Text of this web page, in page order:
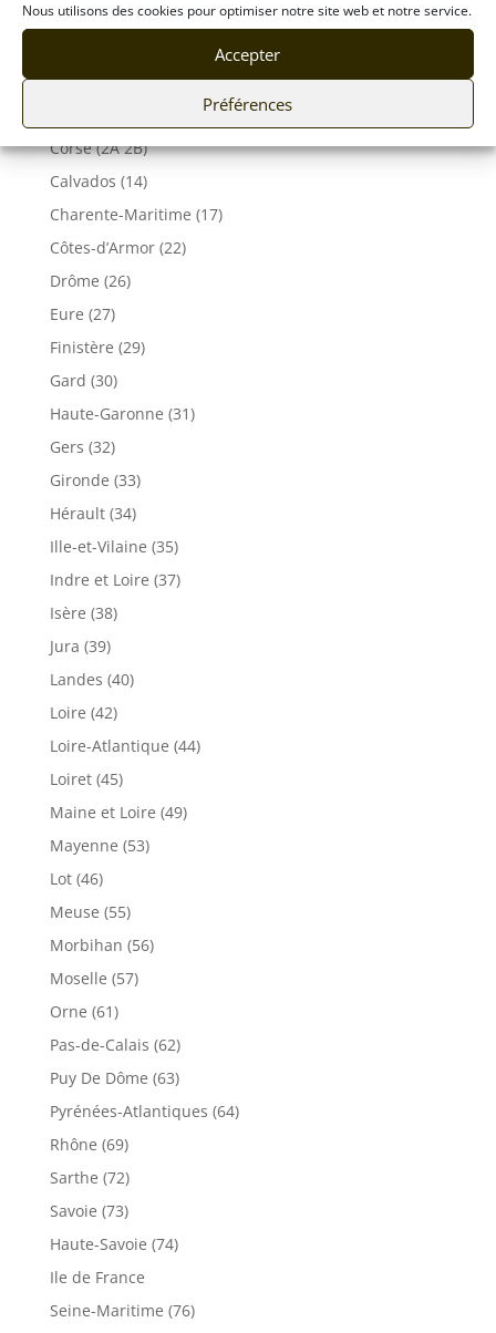
Nous utilisons des cookies pour optimiser notre site web et notre service.
Accepter
Préférences
Alpes Maritimes (06)
Aveyron (12)
Bouches du Rhône (13)
Corse (2A 2B)
Calvados (14)
Charente-Maritime (17)
Côtes-d’Armor (22)
Drôme (26)
Eure (27)
Finistère (29)
Gard (30)
Haute-Garonne (31)
Gers (32)
Gironde (33)
Hérault (34)
Ille-et-Vilaine (35)
Indre et Loire (37)
Isère (38)
Jura (39)
Landes (40)
Loire (42)
Loire-Atlantique (44)
Loiret (45)
Maine et Loire (49)
Mayenne (53)
Lot (46)
Meuse (55)
Morbihan (56)
Moselle (57)
Orne (61)
Pas-de-Calais (62)
Puy De Dôme (63)
Pyrénées-Atlantiques (64)
Rhône (69)
Sarthe (72)
Savoie (73)
Haute-Savoie (74)
Ile de France
Seine-Maritime (76)